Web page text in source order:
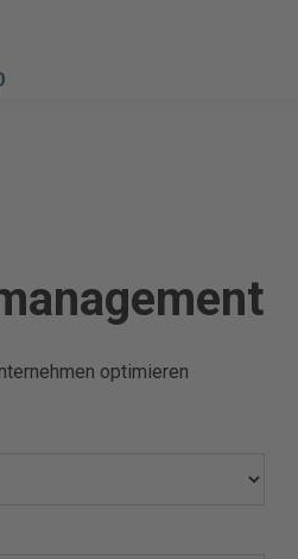
optimieren